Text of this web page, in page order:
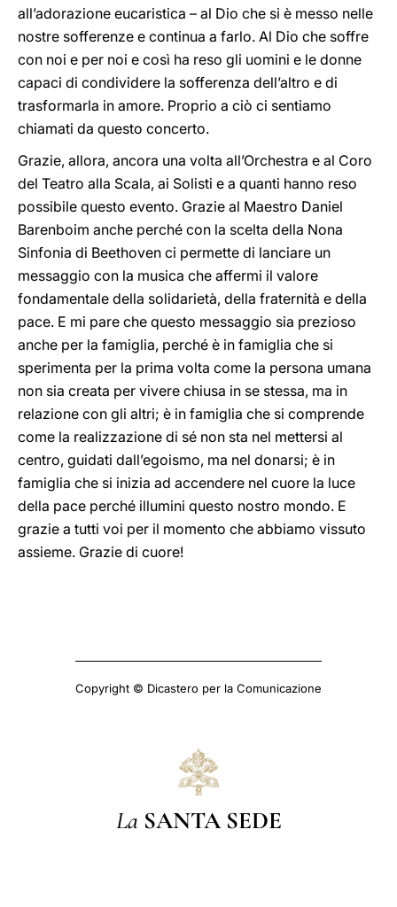
all’adorazione eucaristica – al Dio che si è messo nelle
nostre sofferenze e continua a farlo. Al Dio che soffre
con noi e per noi e così ha reso gli uomini e le donne
capaci di condividere la sofferenza dell’altro e di
trasformarla in amore. Proprio a ciò ci sentiamo
chiamati da questo concerto.
Grazie, allora, ancora una volta all’Orchestra e al Coro
del Teatro alla Scala, ai Solisti e a quanti hanno reso
possibile questo evento. Grazie al Maestro Daniel
Barenboim anche perché con la scelta della Nona
Sinfonia di Beethoven ci permette di lanciare un
messaggio con la musica che affermi il valore
fondamentale della solidarietà, della fraternità e della
pace. E mi pare che questo messaggio sia prezioso
anche per la famiglia, perché è in famiglia che si
sperimenta per la prima volta come la persona umana
non sia creata per vivere chiusa in se stessa, ma in
relazione con gli altri; è in famiglia che si comprende
come la realizzazione di sé non sta nel mettersi al
centro, guidati dall’egoismo, ma nel donarsi; è in
famiglia che si inizia ad accendere nel cuore la luce
della pace perché illumini questo nostro mondo. E
grazie a tutti voi per il momento che abbiamo vissuto
assieme. Grazie di cuore!
Copyright © Dicastero per la Comunicazione
La SANTA SEDE